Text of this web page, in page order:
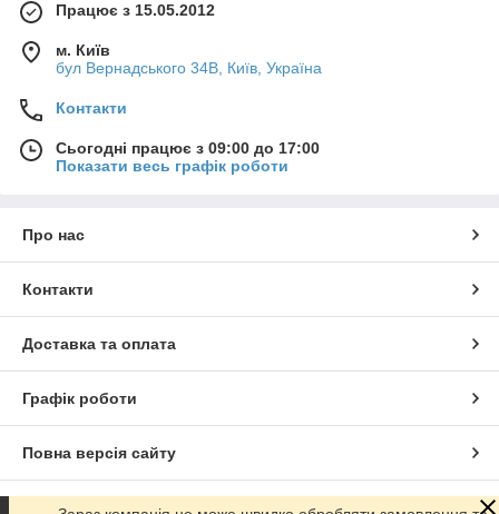
Працює з 15.05.2012
м. Київ
бул Вернадського 34В, Київ, Україна
Контакти
Сьогодні працює з 09:00 до 17:00
Показати весь графік роботи
Про нас
Контакти
Доставка та оплата
Графік роботи
Повна версія сайту
Сайт створено на маркетплейсіProm.ua